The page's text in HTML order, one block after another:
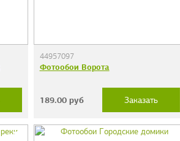
44957097
Фотообои Ворота
189.00руб Заказать